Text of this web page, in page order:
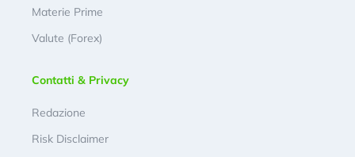
Materie Prime
Valute (Forex)
Contatti & Privacy
Redazione
Risk Disclaimer